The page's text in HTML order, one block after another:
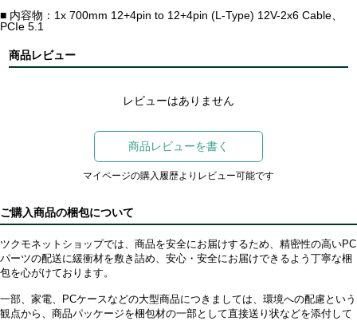
■ 内容物：1x 700mm 12+4pin to 12+4pin (L-Type) 12V-2x6 Cable、
PCIe 5.1
商品レビュー
レビューはありません
商品レビューを書く
マイページの購入履歴よりレビュー可能です
ご購入商品の梱包について
ツクモネットショップでは、商品を安全にお届けするため、精密性の高いPC
パーツの配送に緩衝材を敷き詰め、安心・安全にお届けできるよう丁寧な梱
包を心がけております。
一部、家電、PCケースなどの大型商品につきましては、環境への配慮という
観点から、商品パッケージを梱包材の一部として直接送り状などを添付して